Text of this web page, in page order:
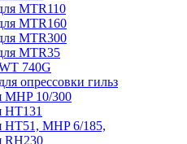
MTR110
MTR160
MTR300
MTR35
740G
опрессовки гильз
10/300
НТ131
MHP 6/185,
RH230